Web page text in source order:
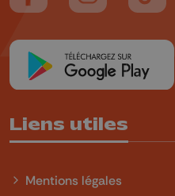
Liens utiles
Mentions légales